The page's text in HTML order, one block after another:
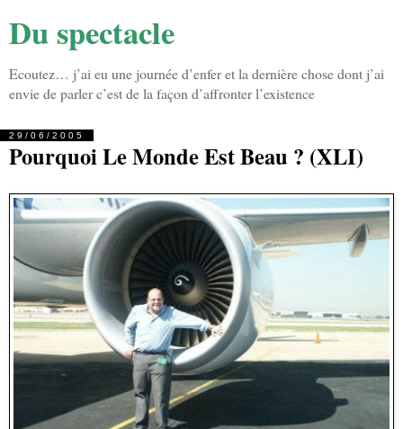
Du spectacle
Ecoutez… j’ai eu une journée d’enfer et la dernière chose dont j’ai
envie de parler c’est de la façon d’affronter l’existence
29/06/2005
Pourquoi Le Monde Est Beau ? (XLI)